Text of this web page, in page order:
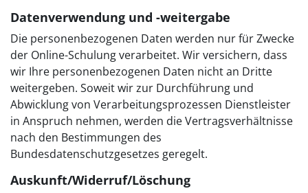
Datenverwendung und -weitergabe
Die personenbezogenen Daten werden nur für Zwecke
der Online-Schulung verarbeitet. Wir versichern, dass
wir Ihre personenbezogenen Daten nicht an Dritte
weitergeben. Soweit wir zur Durchführung und
Abwicklung von Verarbeitungsprozessen Dienstleister
in Anspruch nehmen, werden die Vertragsverhältnisse
nach den Bestimmungen des
Bundesdatenschutzgesetzes geregelt.
Auskunft/Widerruf/Löschung